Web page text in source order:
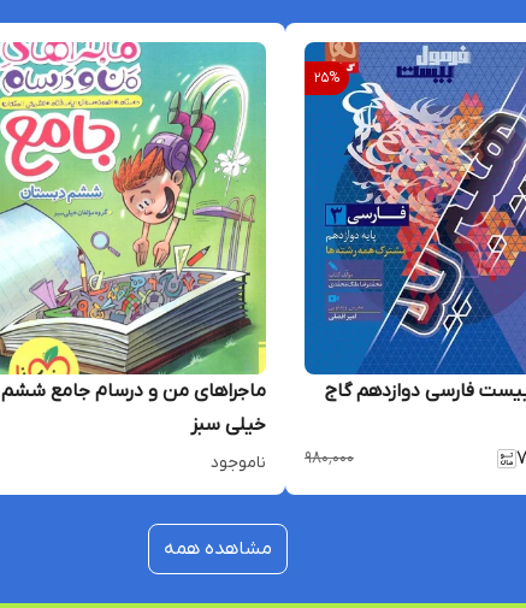
25%
فارسی دوازدهم گاج
۹۸۰٬۰۰۰
ماجراهای من و درسام جامع ششم
خیلی سبز
ناموجود
مشاهده همه